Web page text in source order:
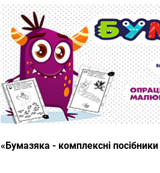
«Бумазяка - комплексні